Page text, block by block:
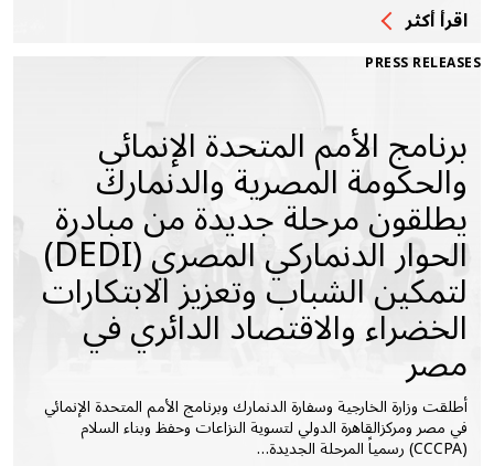
اقرأ أكثر
PRESS RELEASES
برنامج الأمم المتحدة الإنمائي
والحكومة المصرية والدنمارك
يطلقون مرحلة جديدة من مبادرة
الحوار الدنماركي المصري (DEDI)
لتمكين الشباب وتعزيز الابتكارات
الخضراء والاقتصاد الدائري في
مصر
أطلقت وزارة الخارجية وسفارة الدنمارك وبرنامج الأمم المتحدة الإنمائي
في مصر ومركزالقاهرة الدولي لتسوية النزاعات وحفظ وبناء السلام
(CCCPA) رسمياً المرحلة الجديدة…